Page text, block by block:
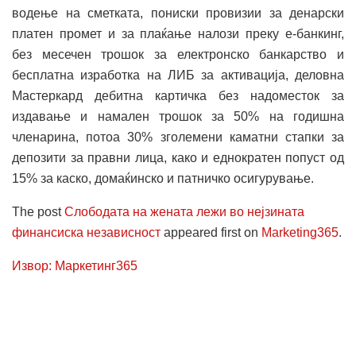
водење на сметката, пониски провизии за денарски
платен промет и за плаќање налози преку е-банкинг,
без месечен трошок за електронско банкарство и
бесплатна изработка на ЛИБ за активација, деловна
Мастеркард дебитна картичка без надоместок за
издавање и намален трошок за 50% на годишна
членарина, потоа 30% зголемени каматни стапки за
депозити за правни лица, како и еднократен попуст од
15% за каско, домаќинско и патничко осигурување.
The postСлободата на жената лежи во нејзината
финансиска независност appeared first on Marketing365.
Извор: Маркетинг365